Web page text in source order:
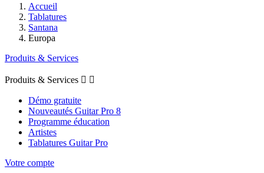
Accueil
Tablatures
Santana
Europa
Produits & Services
Produits & Services  
Démo gratuite
Nouveautés Guitar Pro 8
Programme éducation
Artistes
Tablatures Guitar Pro
Votre compte